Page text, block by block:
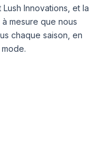
Innovations, et la
mesure que nous
chaque saison, en